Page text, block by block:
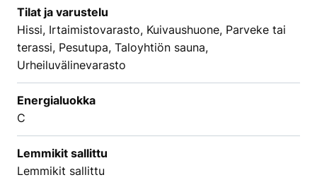
Tilat ja varustelu
Hissi, Irtaimistovarasto, Kuivaushuone, Parveke tai
terassi, Pesutupa, Taloyhtiön sauna,
Urheiluvälinevarasto
Energialuokka
C
Lemmikit sallittu
Lemmikit sallittu